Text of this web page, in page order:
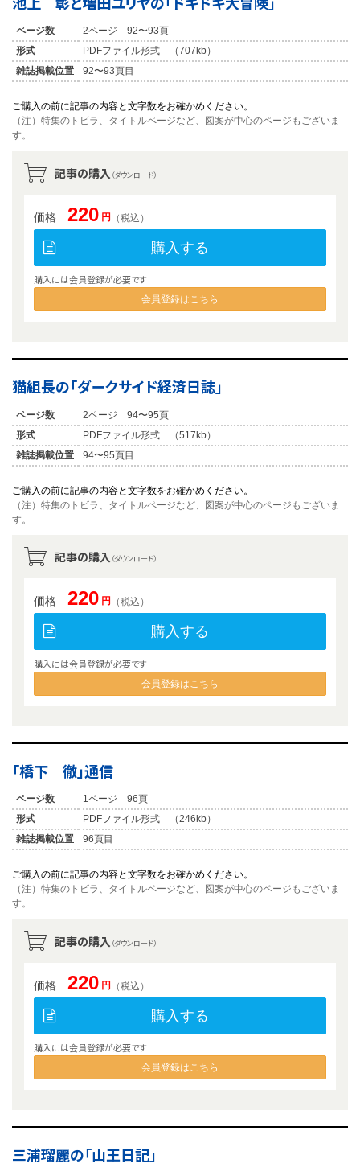
ページ数
2ページ 92〜93頁
形式
PDFファイル形式 （707kb）
雑誌掲載位置
92〜93頁目
ご購入の前に記事の内容と文字数をお確かめください。
（注）特集のトビラ、タイトルページなど、図案が中心のページもございま
す。
記事の購入 （ダウンロード）
価格 220 円 （税込）
購入する
購入には会員登録が必要です
会員登録はこちら
猫組長の「ダークサイド経済日誌」
ページ数
2ページ 94〜95頁
形式
PDFファイル形式 （517kb）
雑誌掲載位置
94〜95頁目
ご購入の前に記事の内容と文字数をお確かめください。
（注）特集のトビラ、タイトルページなど、図案が中心のページもございま
す。
記事の購入 （ダウンロード）
価格 220 円 （税込）
購入する
購入には会員登録が必要です
会員登録はこちら
「橋下 徹」通信
ページ数
1ページ 96頁
形式
PDFファイル形式 （246kb）
雑誌掲載位置
96頁目
ご購入の前に記事の内容と文字数をお確かめください。
（注）特集のトビラ、タイトルページなど、図案が中心のページもございま
す。
記事の購入 （ダウンロード）
価格 220 円 （税込）
購入する
購入には会員登録が必要です
会員登録はこちら
三浦瑠麗の「山王日記」